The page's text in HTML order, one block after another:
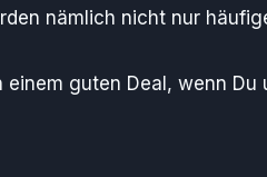
nämlich nicht nur
einem guten Deal, wenn Du